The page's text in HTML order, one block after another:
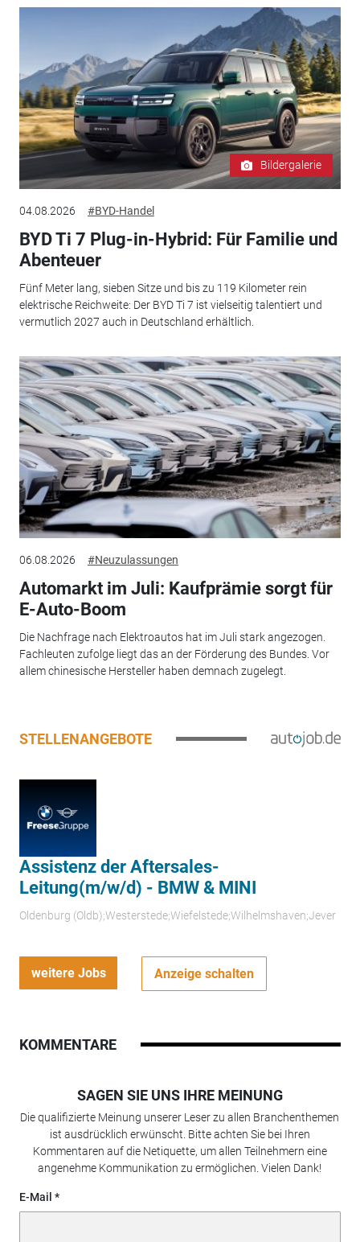
Bildergalerie
04.08.2026 #BYD-Handel
BYD Ti 7 Plug-in-Hybrid: Für Familie und
Abenteuer
Fünf Meter lang, sieben Sitze und bis zu 119 Kilometer rein
elektrische Reichweite: Der BYD Ti 7 ist vielseitig talentiert und
vermutlich 2027 auch in Deutschland erhältlich.
06.08.2026 #Neuzulassungen
Automarkt im Juli: Kaufprämie sorgt für
E-Auto-Boom
Die Nachfrage nach Elektroautos hat im Juli stark angezogen.
Fachleuten zufolge liegt das an der Förderung des Bundes. Vor
allem chinesische Hersteller haben demnach zugelegt.
STELLENANGEBOTE
Assistenz der Aftersales-
Leitung(m/w/d) - BMW & MINI
Oldenburg (Oldb);Westerstede;Wiefelstede;Wilhelmshaven;Jever
weitere Jobs Anzeige schalten
KOMMENTARE
SAGEN SIE UNS IHRE MEINUNG
Die qualifizierte Meinung unserer Leser zu allen Branchenthemen
ist ausdrücklich erwünscht. Bitte achten Sie bei Ihren
Kommentaren auf die Netiquette, um allen Teilnehmern eine
angenehme Kommunikation zu ermöglichen. Vielen Dank!
E-Mail